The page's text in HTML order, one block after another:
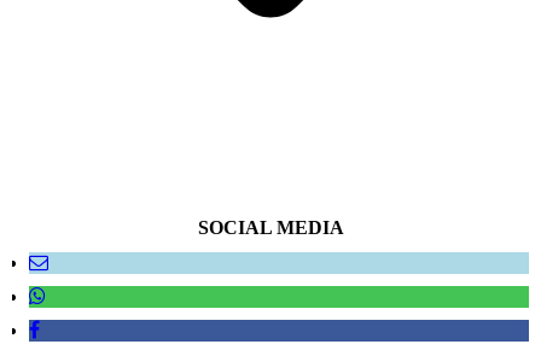
SOCIAL MEDIA